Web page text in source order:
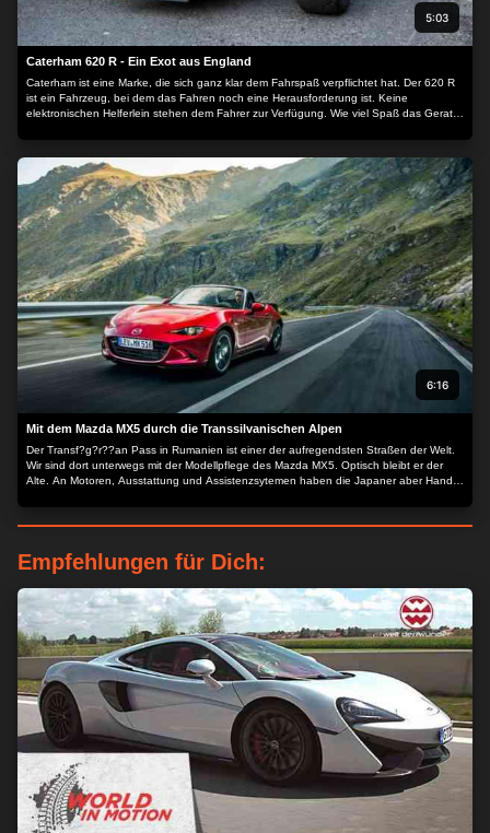
5:03
Caterham 620 R - Ein Exot aus England
Caterham ist eine Marke, die sich ganz klar dem Fahrspaß verpflichtet hat. Der 620 R
ist ein Fahrzeug, bei dem das Fahren noch eine Herausforderung ist. Keine
elektronischen Helferlein stehen dem Fahrer zur Verfügung. Wie viel Spaß das Gerat
6:16
Mit dem Mazda MX5 durch die Transsilvanischen Alpen
Der Transf?g?r??an Pass in Rumanien ist einer der aufregendsten Straßen der Welt.
Wir sind dort unterwegs mit der Modellpflege des Mazda MX5. Optisch bleibt er der
Alte. An Motoren, Ausstattung und Assistenzsytemen haben die Japaner aber Hand
Empfehlungen für Dich: